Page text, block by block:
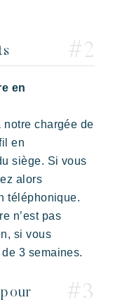
en
notre chargée de
en
siège. Si vous
alors
téléphonique.
n’est pas
si vous
3 semaines.